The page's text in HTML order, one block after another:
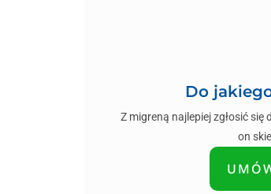
Do
Z migreną najlepiej zgłosić
on